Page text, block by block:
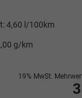
4,60 l/100km
g/km
19% MwSt.